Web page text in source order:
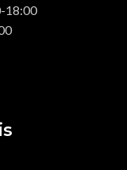
18:00